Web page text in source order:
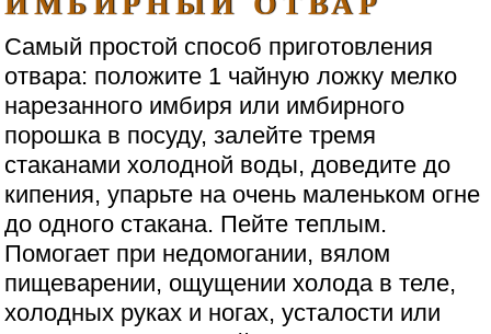
Самый простой способ приготовления
отвара: положите 1 чайную ложку мелко
нарезанного имбиря или имбирного
порошка в посуду, залейте тремя
стаканами холодной воды, доведите до
кипения, упарьте на очень маленьком огне
до одного стакана. Пейте теплым.
Помогает при недомогании, вялом
пищеварении, ощущении холода в теле,
холодных руках и ногах, усталости или